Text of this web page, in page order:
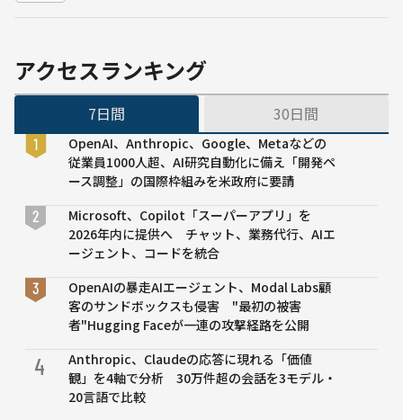
と展
アクセスランキング
7日間 30日間
OpenAI、Anthropic、Google、Metaなどの
従業員1000人超、AI研究自動化に備え「開発ペ
ース調整」の国際枠組みを米政府に要請
Microsoft、Copilot「スーパーアプリ」を
2026年内に提供へ チャット、業務代行、AIエ
ージェント、コードを統合
OpenAIの暴走AIエージェント、Modal Labs顧
客のサンドボックスも侵害 "最初の被害
者"Hugging Faceが一連の攻撃経路を公開
4
Anthropic、Claudeの応答に現れる「価値
観」を4軸で分析 30万件超の会話を3モデル・
20言語で比較